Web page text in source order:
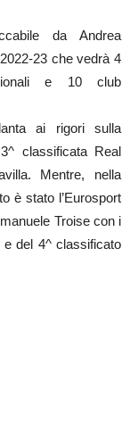
da Andrea
23 che vedrà 4
e 10 club
ai rigori sulla
classificata Real
Mentre, nella
è stato l’Eurosport
Troise con i
del 4^ classificato